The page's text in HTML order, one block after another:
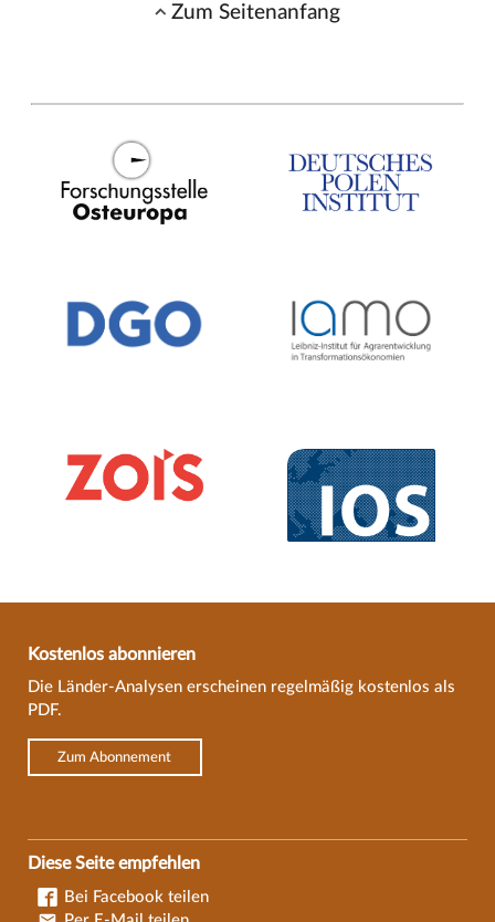
Zum Seitenanfang
Kostenlos abonnieren
Die Länder-Analysen erscheinen regelmäßig kostenlos als
PDF.
Zum Abonnement
Diese Seite empfehlen
Bei Facebook teilen